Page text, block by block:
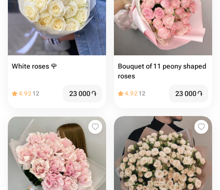
White roses 🌹
4.92 12 23 000֏
Bouquet of 11 peony shaped
roses
4.92 12 23 000֏